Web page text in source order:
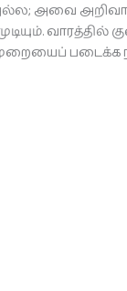
அவை
படைக்க